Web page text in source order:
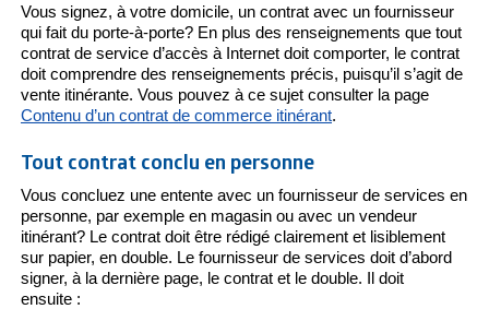
Vous signez, à votre domicile, un contrat avec un fournisseur
qui fait du porte-à-porte? En plus des renseignements que tout
contrat de service d’accès à Internet doit comporter, le contrat
doit comprendre des renseignements précis, puisqu’il s’agit de
vente itinérante. Vous pouvez à ce sujet consulter la page
Contenu d’un contrat de commerce itinérant.
Tout contrat conclu en personne
Vous concluez une entente avec un fournisseur de services en
personne, par exemple en magasin ou avec un vendeur
itinérant? Le contrat doit être rédigé clairement et lisiblement
sur papier, en double. Le fournisseur de services doit d’abord
signer, à la dernière page, le contrat et le double. Il doit
ensuite :